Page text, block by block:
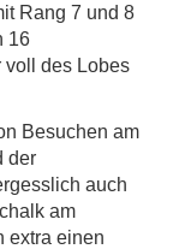
Rang 7 und 8
16
voll des Lobes
Besuchen am
der
auch
am
extra einen